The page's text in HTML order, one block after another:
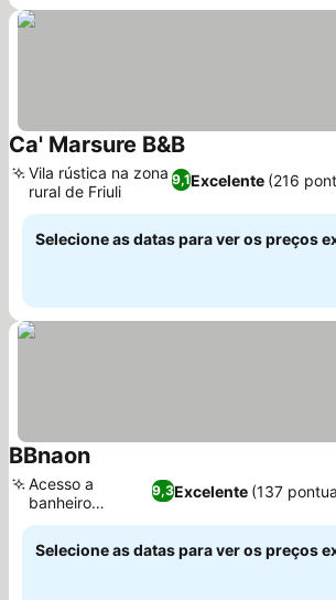
Ca' Marsure B&BVer preços
9,1Excelente (216
Vila rústica na zona
rural de Friuli
Selecione as datas para ver os preços
BBnaonVer preços
9,3Excelente (137
Acesso a
banheiro
privativo
Selecione as datas para ver os preços